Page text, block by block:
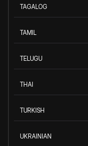
TAGALOG
TAMIL
TELUGU
THAI
TURKISH
UKRAINIAN